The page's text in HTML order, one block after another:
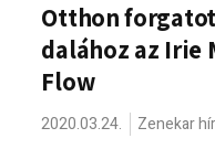
Otthon
dalához az Irie
Flow
2020.03.24. Zenekar